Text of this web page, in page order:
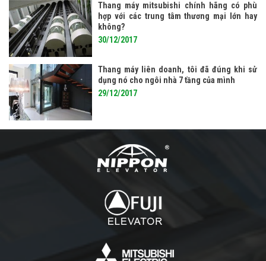
Thang máy mitsubishi chính hãng có phù
hợp với các trung tâm thương mại lớn hay
không?
30/12/2017
Thang máy liên doanh, tôi đã đúng khi sử
dụng nó cho ngôi nhà 7 tầng của mình
29/12/2017